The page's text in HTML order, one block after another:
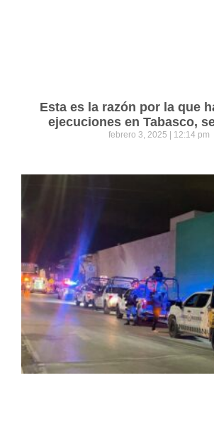
Esta es la razón por la que
ejecuciones en Tabasco,
febrero 3, 2025 12:14 pm